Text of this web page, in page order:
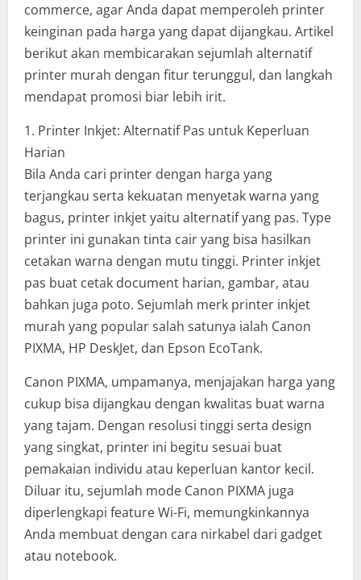
commerce, agar Anda dapat memperoleh printer
keinginan pada harga yang dapat dijangkau. Artikel
berikut akan membicarakan sejumlah alternatif
printer murah dengan fitur terunggul, dan langkah
mendapat promosi biar lebih irit.
1. Printer Inkjet: Alternatif Pas untuk Keperluan
Harian
Bila Anda cari printer dengan harga yang
terjangkau serta kekuatan menyetak warna yang
bagus, printer inkjet yaitu alternatif yang pas. Type
printer ini gunakan tinta cair yang bisa hasilkan
cetakan warna dengan mutu tinggi. Printer inkjet
pas buat cetak document harian, gambar, atau
bahkan juga poto. Sejumlah merk printer inkjet
murah yang popular salah satunya ialah Canon
PIXMA, HP DeskJet, dan Epson EcoTank.
Canon PIXMA, umpamanya, menjajakan harga yang
cukup bisa dijangkau dengan kwalitas buat warna
yang tajam. Dengan resolusi tinggi serta design
yang singkat, printer ini begitu sesuai buat
pemakaian individu atau keperluan kantor kecil.
Diluar itu, sejumlah mode Canon PIXMA juga
diperlengkapi feature Wi-Fi, memungkinkannya
Anda membuat dengan cara nirkabel dari gadget
atau notebook.